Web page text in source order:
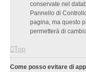
conservate nel
Pannello di
pagina, ma questo
permetterà di
Top
Come posso evitare di